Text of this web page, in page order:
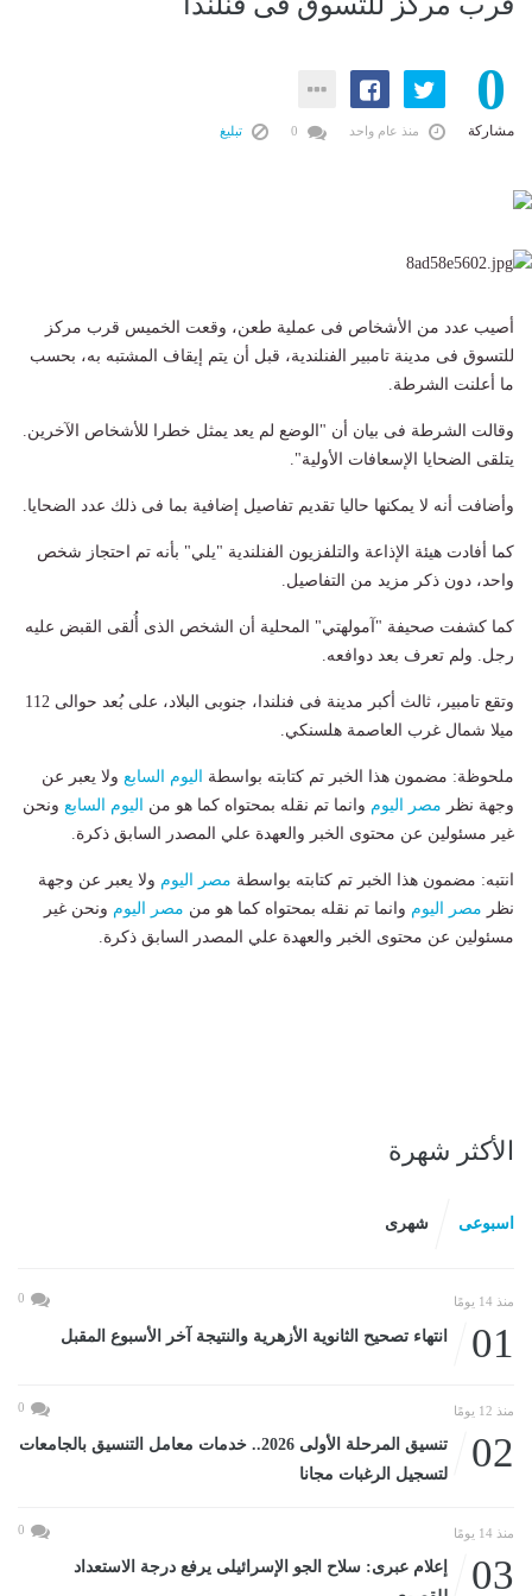
0
مشاركة منذ عام واحد تبليغ
أصيب عدد من الأشخاص فى عملية طعن، وقعت الخميس قرب مركز
للتسوق فى مدينة تامبير الفنلندية، قبل أن يتم إيقاف المشتبه به، بحسب
ما أعلنت الشرطة.
وقالت الشرطة فى بيان أن "الوضع لم يعد يمثل خطرا للأشخاص الآخرين.
يتلقى الضحايا الإسعافات الأولية".
وأضافت أنه لا يمكنها حاليا تقديم تفاصيل إضافية بما فى ذلك عدد الضحايا.
كما أفادت هيئة الإذاعة والتلفزيون الفنلندية "يلي" بأنه تم احتجاز شخص
واحد، دون ذكر مزيد من التفاصيل.
كما كشفت صحيفة "آمولهتي" المحلية أن الشخص الذى أُلقى القبض عليه
رجل. ولم تعرف بعد دوافعه.
وتقع تامبير، ثالث أكبر مدينة فى فنلندا، جنوبى البلاد، على بُعد حوالى 112
ميلا شمال غرب العاصمة هلسنكي.
ملحوظة: مضمون هذا الخبر تم كتابته بواسطة اليوم السابع ولا يعبر عن
وجهة نظر مصر اليوم وانما تم نقله بمحتواه كما هو من اليوم السابع ونحن
غير مسئولين عن محتوى الخبر والعهدة علي المصدر السابق ذكرة.
انتبه: مضمون هذا الخبر تم كتابته بواسطة مصر اليوم ولا يعبر عن وجهة
نظر مصر اليوم وانما تم نقله بمحتواه كما هو من مصر اليوم ونحن غير
مسئولين عن محتوى الخبر والعهدة علي المصدر السابق ذكرة.
الأكثر شهرة
اسبوعى شهرى
منذ 14 يومًا 0
01 انتهاء تصحيح الثانوية الأزهرية والنتيجة آخر الأسبوع المقبل
منذ 12 يومًا 0
02
تنسيق المرحلة الأولى 2026.. خدمات معامل التنسيق بالجامعات
لتسجيل الرغبات مجانا
منذ 14 يومًا 0
03
إعلام عبرى: سلاح الجو الإسرائيلى يرفع درجة الاستعداد